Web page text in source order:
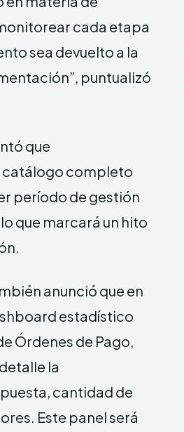
cada etapa
sea devuelto a la
puntualizó
que
catálogo completo
período de gestión
que marcará un hito
anunció que en
estadístico
Órdenes de Pago,
la
cantidad de
Este panel será